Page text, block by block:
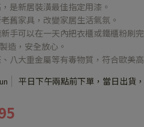
是新居裝潢最佳指定用漆。
舊家具，改變家居生活氣氛。
手可以在一天內把衣櫃或鐵櫃粉刷完
造，安全放心。
八大重金屬等有毒物質，符合歐美
平日下午兩點前下單，當日出貨